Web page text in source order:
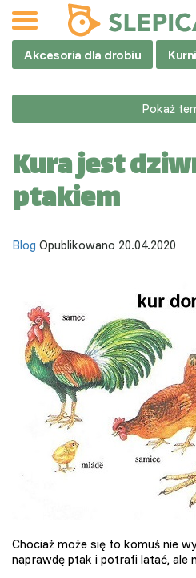
Akcesoria dla drobiu
Pokaż
Kura jest
ptakiem
Blog Opublikowano 20.04.2020
Chociaż może się to komuś nie
naprawdę ptak i potrafi latać, ale